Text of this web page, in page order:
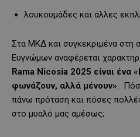
λουκουμάδες και άλλες
Στα ΜΚΔ και συγκεκριμένα στη
Ευγνώμων αναφέρεται
Rama Nicosia 2025 είναι ένα
φωνάζουν, αλλά μένουν».
πάνω πρόταση και πόσες
στο μυαλό μας αμέσως;